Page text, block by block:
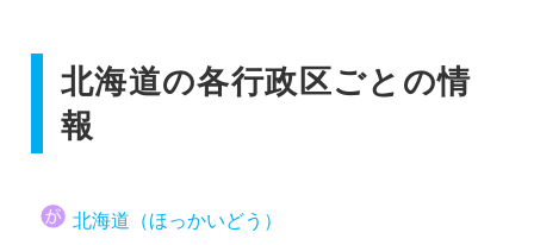
三重県
長崎県
熊本県
鹿児島県
北海道の各行政区ごとの情
報
北海道（ほっかいどう）